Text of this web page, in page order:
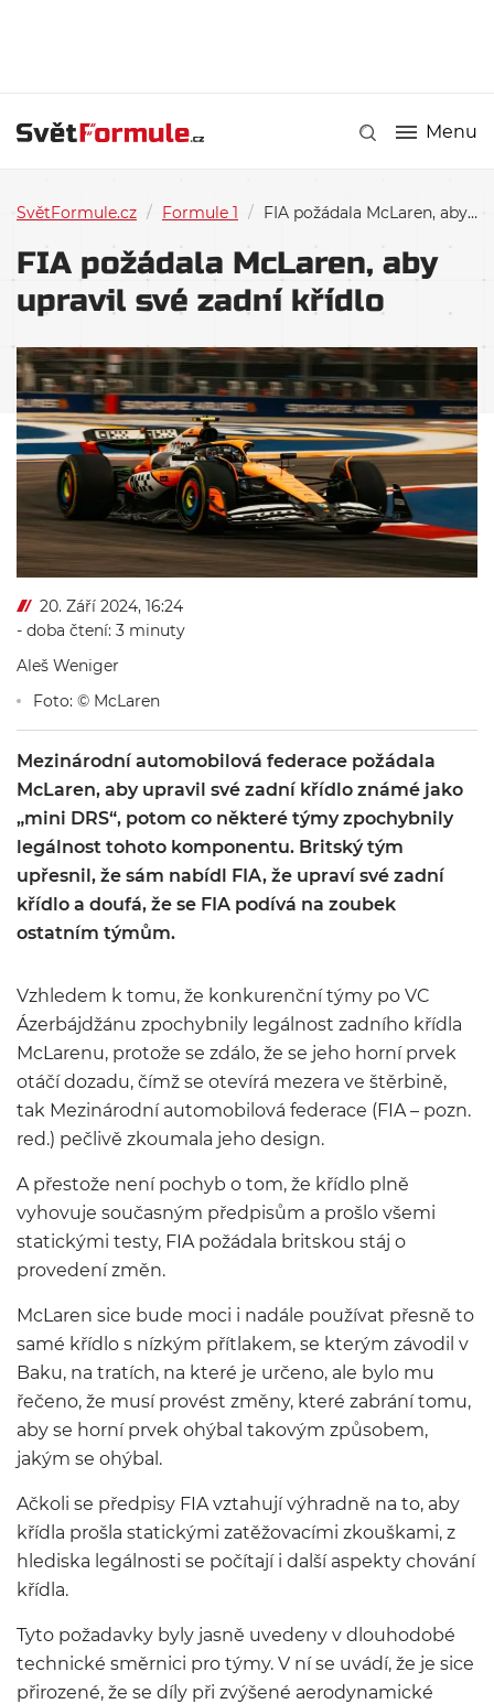
Menu
SvětFormule.cz / Formule 1 / FIA požádala McLaren, aby upravil své zadní křídlo
FIA požádala McLaren, aby
upravil své zadní křídlo
20. Září 2024, 16:24
- doba čtení: 3 minuty
Aleš Weniger
Foto: © McLaren
Mezinárodní automobilová federace požádala
McLaren, aby upravil své zadní křídlo známé jako
„mini DRS“, potom co některé týmy zpochybnily
legálnost tohoto komponentu. Britský tým
upřesnil, že sám nabídl FIA, že upraví své zadní
křídlo a doufá, že se FIA podívá na zoubek
ostatním týmům.
Vzhledem k tomu, že konkurenční týmy po VC
Ázerbájdžánu zpochybnily legálnost zadního křídla
McLarenu, protože se zdálo, že se jeho horní prvek
otáčí dozadu, čímž se otevírá mezera ve štěrbině,
tak Mezinárodní automobilová federace (FIA – pozn.
red.) pečlivě zkoumala jeho design.
A přestože není pochyb o tom, že křídlo plně
vyhovuje současným předpisům a prošlo všemi
statickými testy, FIA požádala britskou stáj o
provedení změn.
McLaren sice bude moci i nadále používat přesně to
samé křídlo s nízkým přítlakem, se kterým závodil v
Baku, na tratích, na které je určeno, ale bylo mu
řečeno, že musí provést změny, které zabrání tomu,
aby se horní prvek ohýbal takovým způsobem,
jakým se ohýbal.
Ačkoli se předpisy FIA vztahují výhradně na to, aby
křídla prošla statickými zatěžovacími zkouškami, z
hlediska legálnosti se počítají i další aspekty chování
křídla.
Tyto požadavky byly jasně uvedeny v dlouhodobé
technické směrnici pro týmy. V ní se uvádí, že je sice
přirozené, že se díly při zvýšené aerodynamické